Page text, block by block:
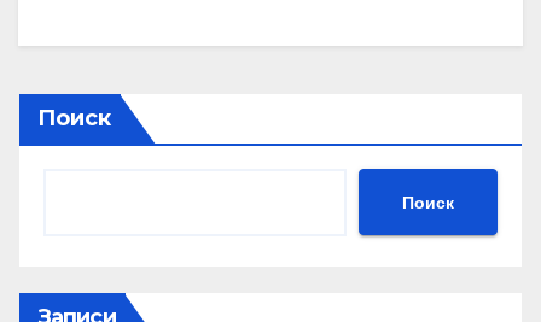
Поиск
Поиск